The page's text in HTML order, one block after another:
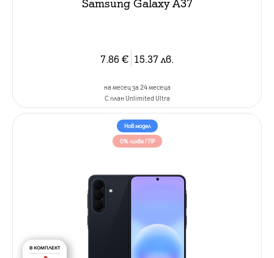
7.86 € 15.37 лв.
на месец за 24 месеца
C план Unlimited Ultra
Нов модел
0% лихва ГПР
В КОМПЛЕКТ